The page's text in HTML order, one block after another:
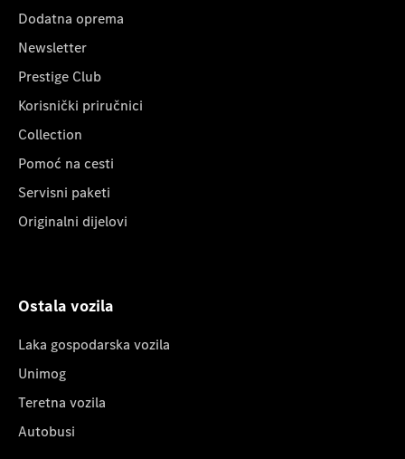
Dodatna oprema
Newsletter
Prestige Club
Korisnički priručnici
Collection
Pomoć na cesti
Servisni paketi
Originalni dijelovi
Ostala vozila
Laka gospodarska vozila
Unimog
Teretna vozila
Autobusi